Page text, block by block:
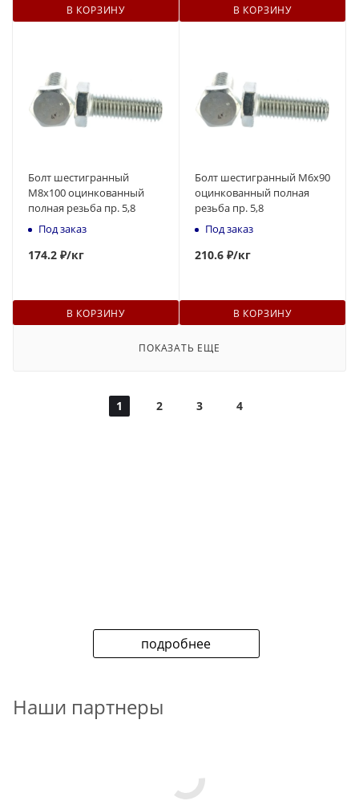
В КОРЗИНУ В КОРЗИНУ
Болт шестигранный
М8x100 оцинкованный
полная резьба пр. 5,8
Под заказ
174.2 ₽/кг
В КОРЗИНУ
Болт шестигранный М6x90
оцинкованный полная
резьба пр. 5,8
Под заказ
210.6 ₽/кг
В КОРЗИНУ
ПОКАЗАТЬ ЕЩЕ
1 2 3 4
подробнее
Наши партнеры